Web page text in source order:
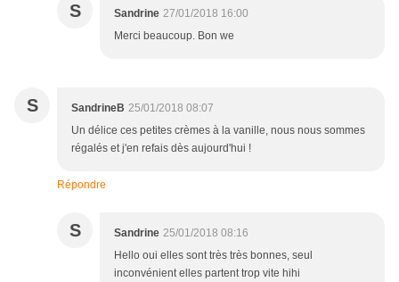
S Sandrine 27/01/2018 16:00
Merci beaucoup. Bon we
S SandrineB 25/01/2018 08:07
Un délice ces petites crèmes à la vanille, nous nous sommes
régalés et j'en refais dès aujourd'hui !
Répondre
S Sandrine 25/01/2018 08:16
Hello oui elles sont très très bonnes, seul
inconvénient elles partent trop vite hihi